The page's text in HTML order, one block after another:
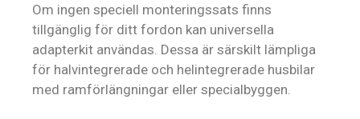
Om ingen speciell monteringssats finns
tillgänglig för ditt fordon kan universella
adapterkit användas. Dessa är särskilt lämpliga
för halvintegrerade och helintegrerade husbilar
med ramförlängningar eller specialbyggen.